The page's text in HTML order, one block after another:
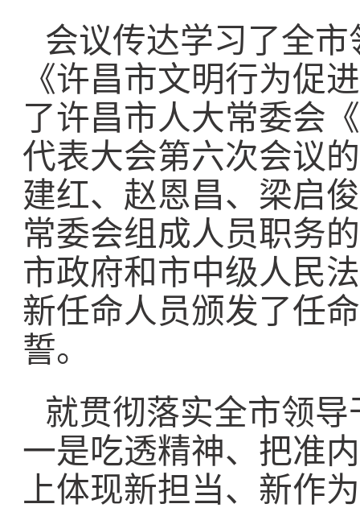
会议传达学习了全
《许昌市文明行为促
了许昌市人大常委会
代表大会第六次会议
建红、赵恩昌、梁启
常委会组成人员职务
市政府和市中级人民
新任命人员颁发了任
誓。
就贯彻落实全市领
一是吃透精神、把准
上体现新担当、新作